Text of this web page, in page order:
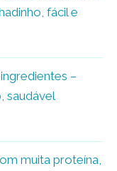
fácil e
–
saudável
muita proteína,